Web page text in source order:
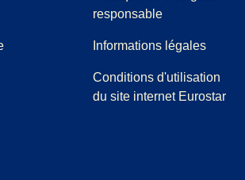
un nouvel onglet)
responsable
Informations légales
Conditions d'utilisation
du site internet Eurostar